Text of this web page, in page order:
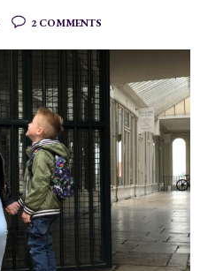
2 COMMENTS